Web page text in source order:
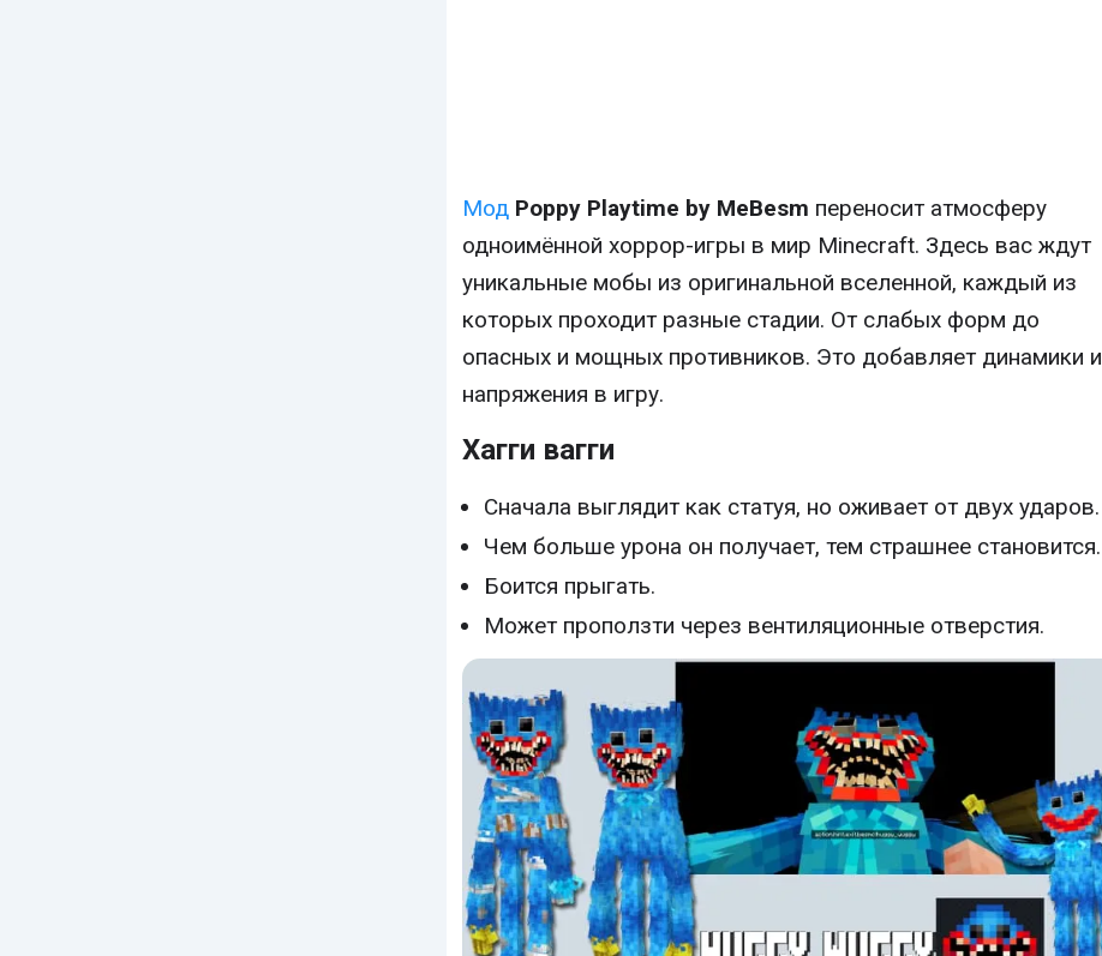
Мод Poppy Playtime by MeBesm переносит атмосферу
одноимённой хоррор-игры в мир Minecraft. Здесь вас ждут
уникальные мобы из оригинальной вселенной, каждый из
которых проходит разные стадии. От слабых форм до
опасных и мощных противников. Это добавляет динамики и
напряжения в игру.
Хагги вагги
Сначала выглядит как статуя, но оживает от двух ударов.
Чем больше урона он получает, тем страшнее становится.
Боится прыгать.
Может проползти через вентиляционные отверстия.